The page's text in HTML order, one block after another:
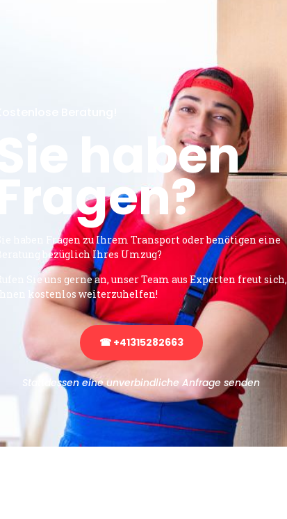
Sie haben
Fragen?
Sie haben Fragen zu Ihrem Transport oder benötigen eine
Beratung bezüglich Ihres Umzug?
Rufen Sie uns gerne an, unser Team aus Experten freut sich,
Ihnen kostenlos weiterzuhelfen!
☎ +41315282663
Stattdessen eine unverbindliche Anfrage senden